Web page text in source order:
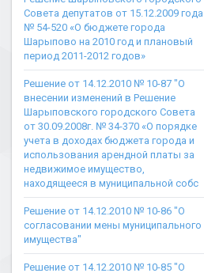
Совета депутатов от 15.12.2009 года
№ 54-520 «О бюджете города
Шарыпово на 2010 год и плановый
период 2011-2012 годов»
Решение от 14.12.2010 № 10-87 "О
внесении изменений в Решение
Шарыповского городского Совета
от 30.09.2008г. № 34-370 «О порядке
учета в доходах бюджета города и
использования арендной платы за
недвижимое имущество,
находящееся в муниципальной собс
Решение от 14.12.2010 № 10-86 "О
согласовании мены муниципального
имущества"
Решение от 14.12.2010 № 10-85 "О